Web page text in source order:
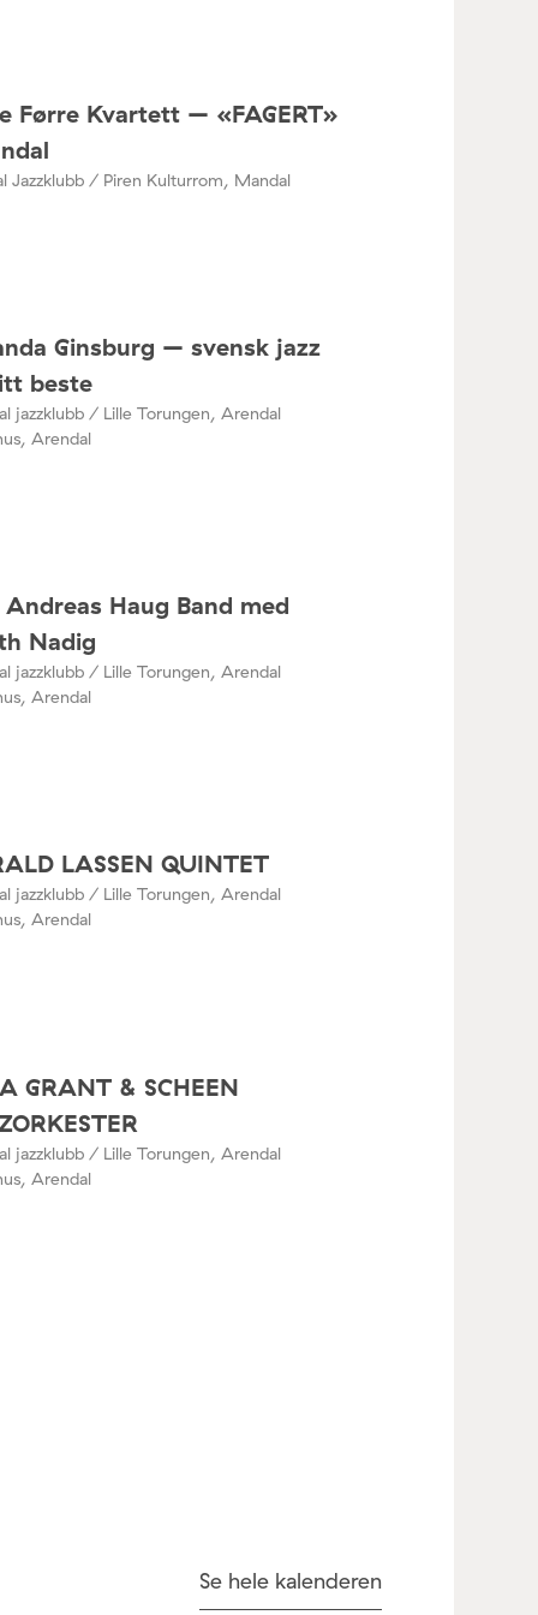
Førre Kvartett – «FAGERT»
Jazzklubb / Piren Kulturrom, Mandal
Ginsburg – svensk jazz
beste
jazzklubb / Lille Torungen, Arendal
Arendal
Andreas Haug Band med
Nadig
jazzklubb / Lille Torungen, Arendal
Arendal
LASSEN QUINTET
jazzklubb / Lille Torungen, Arendal
Arendal
GRANT & SCHEEN
jazzklubb / Lille Torungen, Arendal
Arendal
Se hele kalenderen